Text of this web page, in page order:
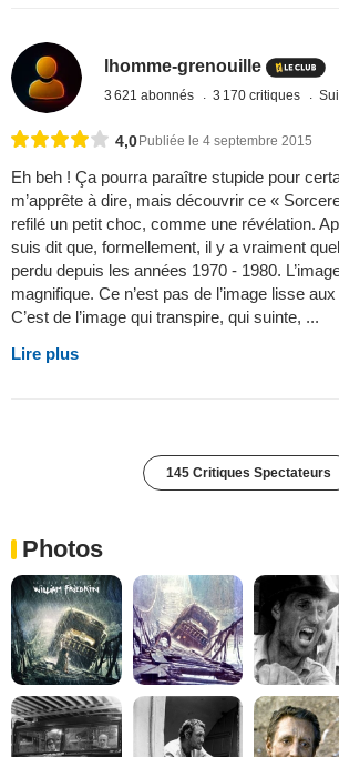
lhomme-grenouille
3 621 abonnés 3 170 critiques
4,0 Publiée le 4 septembre 2015
Eh beh ! Ça pourra paraître stupide pour
m’apprête à dire, mais découvrir ce «
refilé un petit choc, comme une révélation.
suis dit que, formellement, il y a vraiment
perdu depuis les années 1970 - 1980.
magnifique. Ce n’est pas de l’image lisse
C’est de l’image qui transpire, qui suinte, ...
Lire plus
145 Critiques Spectateurs
Photos